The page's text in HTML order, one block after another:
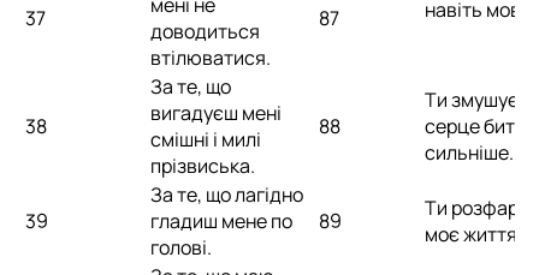
37
доводиться
втілюватися.
87
навіть
38
За те, що
вигадуєш мені
смішні і милі
прізвиська.
88
Ти змушуєш
серце
сильніше.
39
За те, що лагідно
гладиш мене по
голові.
89
Ти
моє життя.